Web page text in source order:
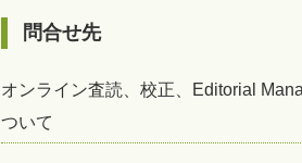
問合せ先
オンライン査読、校正、Editorial
ついて